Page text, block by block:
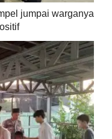
jumpai warganya